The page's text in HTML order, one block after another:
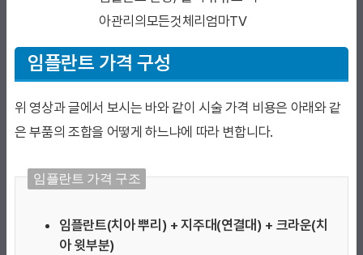
아관리의모든것체리엄마TV
임플란트 가격 구성
위 영상과 글에서 보시는 바와 같이 시술 가격 비용은 아래와 같
은 부품의 조합을 어떻게 하느냐에 따라 변합니다.
임플란트 가격 구조
임플란트(치아 뿌리) + 지주대(연결대) + 크라운(치
아 윗부분)